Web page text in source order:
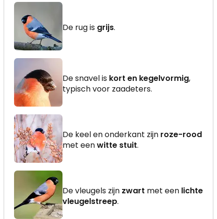
De rug is grijs.
De snavel is kort en kegelvormig,
typisch voor zaadeters.
De keel en onderkant zijn roze-rood
met eenwitte stuit.
De vleugels zijn zwart met een lichte
vleugelstreep.